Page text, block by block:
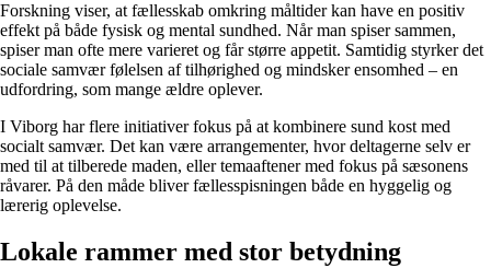
Forskning viser, at fællesskab omkring måltider kan have en positiv
effekt på både fysisk og mental sundhed. Når man spiser sammen,
spiser man ofte mere varieret og får større appetit. Samtidig styrker det
sociale samvær følelsen af tilhørighed og mindsker ensomhed – en
udfordring, som mange ældre oplever.
I Viborg har flere initiativer fokus på at kombinere sund kost med
socialt samvær. Det kan være arrangementer, hvor deltagerne selv er
med til at tilberede maden, eller temaaftener med fokus på sæsonens
råvarer. På den måde bliver fællesspisningen både en hyggelig og
lærerig oplevelse.
Lokale rammer med stor betydning